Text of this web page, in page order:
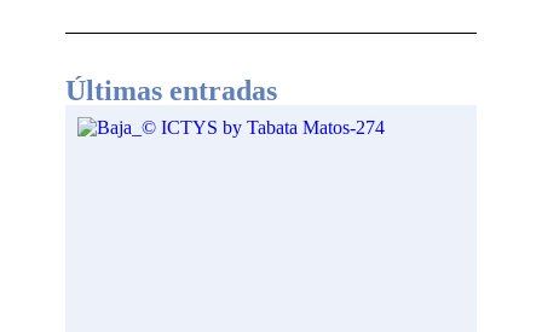
Últimas entradas